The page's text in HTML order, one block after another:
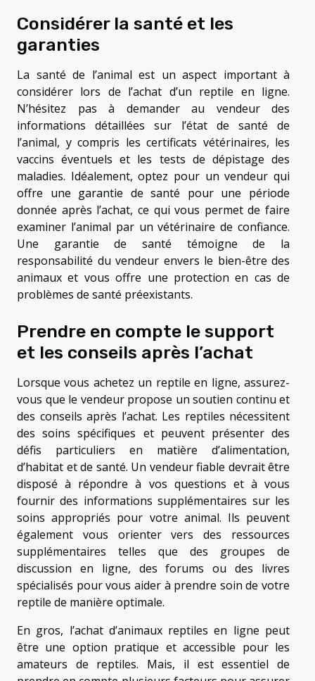
Considérer la santé et les
garanties
La santé de l’animal est un aspect important à
considérer lors de l’achat d’un reptile en ligne.
N’hésitez pas à demander au vendeur des
informations détaillées sur l’état de santé de
l’animal, y compris les certificats vétérinaires, les
vaccins éventuels et les tests de dépistage des
maladies. Idéalement, optez pour un vendeur qui
offre une garantie de santé pour une période
donnée après l’achat, ce qui vous permet de faire
examiner l’animal par un vétérinaire de confiance.
Une garantie de santé témoigne de la
responsabilité du vendeur envers le bien-être des
animaux et vous offre une protection en cas de
problèmes de santé préexistants.
Prendre en compte le support
et les conseils après l’achat
Lorsque vous achetez un reptile en ligne, assurez-
vous que le vendeur propose un soutien continu et
des conseils après l’achat. Les reptiles nécessitent
des soins spécifiques et peuvent présenter des
défis particuliers en matière d’alimentation,
d’habitat et de santé. Un vendeur fiable devrait être
disposé à répondre à vos questions et à vous
fournir des informations supplémentaires sur les
soins appropriés pour votre animal. Ils peuvent
également vous orienter vers des ressources
supplémentaires telles que des groupes de
discussion en ligne, des forums ou des livres
spécialisés pour vous aider à prendre soin de votre
reptile de manière optimale.
En gros, l’achat d’animaux reptiles en ligne peut
être une option pratique et accessible pour les
amateurs de reptiles. Mais, il est essentiel de